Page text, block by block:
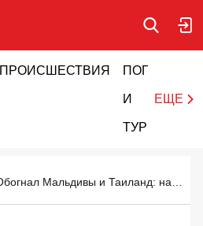
ПРОИСШЕСТВИЯ ПОГОДА
И
ТУРИЗМ
ЕЩЕ